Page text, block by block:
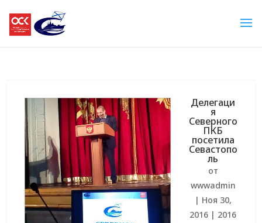
Делегаци
я
Северного
ПКБ
посетила
Севастопо
ль
от
wwwadmin
| Ноя 30,
2016 | 2016